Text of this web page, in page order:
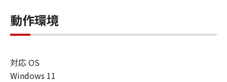
動作環境
対応 OS
Windows 11